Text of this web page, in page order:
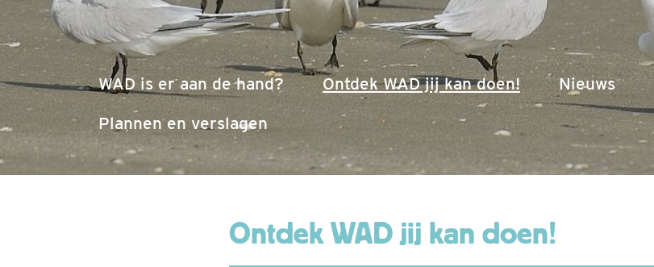
WAD is er aan de hand? Ontdek WAD jij kan doen!(current)Nieuws
Plannen en verslagen
Ontdek WAD jij kan doen!